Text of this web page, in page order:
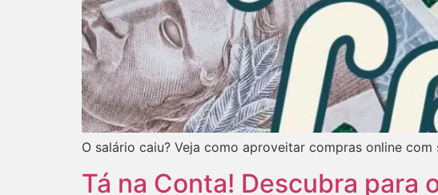
O salário caiu? Veja como aproveitar compras online
Tá na Conta! Descubra para